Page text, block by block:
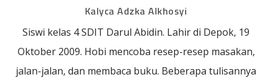
Kalyca Adzka Alkhosyi
Siswi kelas 4 SDIT Darul Abidin. Lahir di Depok, 19
Oktober 2009. Hobi mencoba resep-resep masakan,
jalan-jalan, dan membaca buku. Beberapa tulisannya